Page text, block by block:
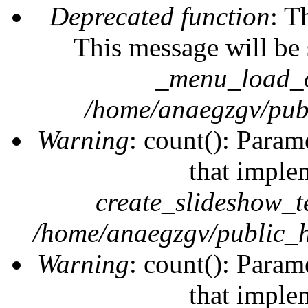
Deprecated function:
This message will
/home/anaegzgv/
Warning: count():
that
/home/anaegzgv/
Warning: count():
that